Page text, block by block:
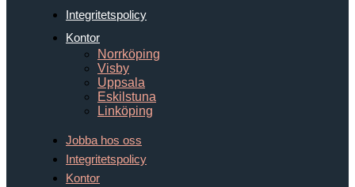
Integritetspolicy
Kontor
Norrköping
Visby
Uppsala
Eskilstuna
Linköping
Jobba hos oss
Integritetspolicy
Kontor